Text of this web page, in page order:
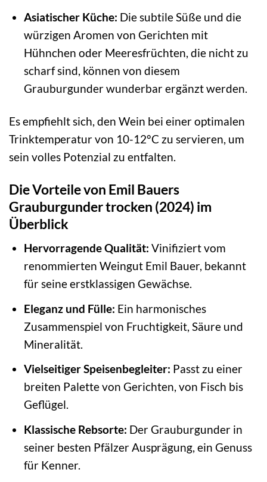
Asiatischer Küche: Die subtile Süße und die
würzigen Aromen von Gerichten mit
Hühnchen oder Meeresfrüchten, die nicht zu
scharf sind, können von diesem
Grauburgunder wunderbar ergänzt werden.
Es empfiehlt sich, den Wein bei einer optimalen
Trinktemperatur von 10-12°C zu servieren, um
sein volles Potenzial zu entfalten.
Die Vorteile von Emil Bauers
Grauburgunder trocken (2024) im
Überblick
Hervorragende Qualität: Vinifiziert vom
renommierten Weingut Emil Bauer, bekannt
für seine erstklassigen Gewächse.
Eleganz und Fülle: Ein harmonisches
Zusammenspiel von Fruchtigkeit, Säure und
Mineralität.
Vielseitiger Speisenbegleiter: Passt zu einer
breiten Palette von Gerichten, von Fisch bis
Geflügel.
Klassische Rebsorte: Der Grauburgunder in
seiner besten Pfälzer Ausprägung, ein Genuss
für Kenner.